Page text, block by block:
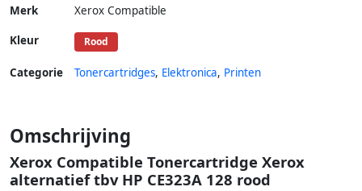
Merk Xerox Compatible
Kleur Rood
Categorie Tonercartridges, Elektronica, Printen
Omschrijving
Xerox Compatible Tonercartridge Xerox
alternatief tbv HP CE323A 128 rood